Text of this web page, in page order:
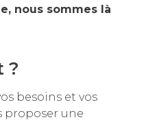
nous sommes là
?
besoins et vos
proposer une